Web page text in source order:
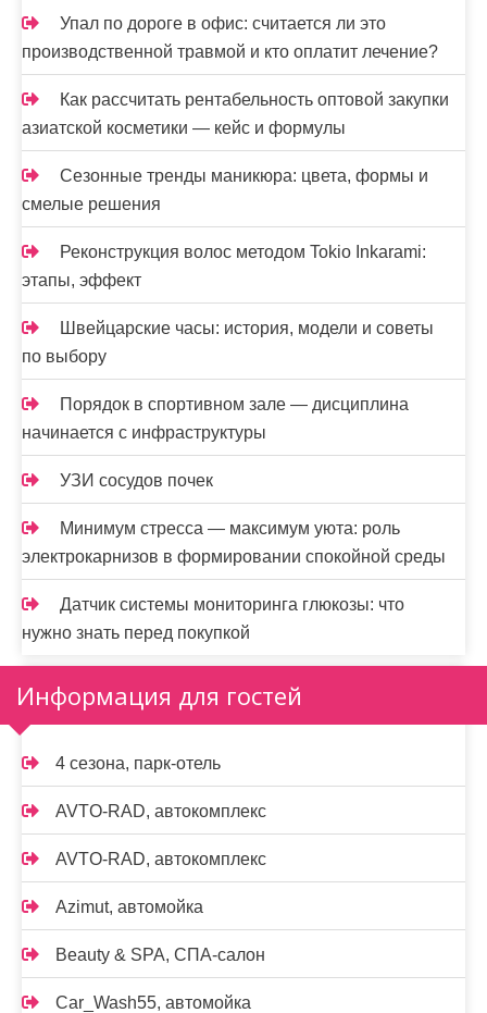
Упал по дороге в офис: считается ли это
производственной травмой и кто оплатит лечение?
Как рассчитать рентабельность оптовой закупки
азиатской косметики — кейс и формулы
Сезонные тренды маникюра: цвета, формы и
смелые решения
Реконструкция волос методом Tokio Inkarami:
этапы, эффект
Швейцарские часы: история, модели и советы
по выбору
Порядок в спортивном зале — дисциплина
начинается с инфраструктуры
УЗИ сосудов почек
Минимум стресса — максимум уюта: роль
электрокарнизов в формировании спокойной среды
Датчик системы мониторинга глюкозы: что
нужно знать перед покупкой
Информация для гостей
4 сезона, парк-отель
AVTO-RAD, автокомплекс
AVTO-RAD, автокомплекс
Azimut, автомойка
Beauty & SPA, СПА-салон
Car_Wash55, автомойка